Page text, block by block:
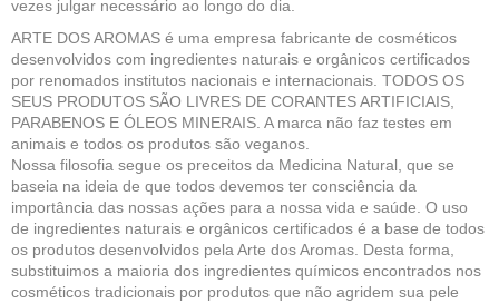
vezes julgar necessário ao longo do dia.
ARTE DOS AROMAS é uma empresa fabricante de cosméticos
desenvolvidos com ingredientes naturais e orgânicos certificados
por renomados institutos nacionais e internacionais. TODOS OS
SEUS PRODUTOS SÃO LIVRES DE CORANTES ARTIFICIAIS,
PARABENOS E ÓLEOS MINERAIS. A marca não faz testes em
animais e todos os produtos são veganos.
Nossa filosofia segue os preceitos da Medicina Natural, que se
baseia na ideia de que todos devemos ter consciência da
importância das nossas ações para a nossa vida e saúde. O uso
de ingredientes naturais e orgânicos certificados é a base de todos
os produtos desenvolvidos pela Arte dos Aromas. Desta forma,
substituimos a maioria dos ingredientes químicos encontrados nos
cosméticos tradicionais por produtos que não agridem sua pele